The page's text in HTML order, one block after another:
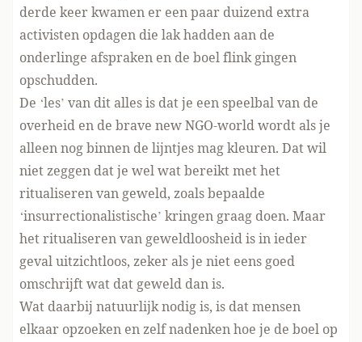
derde keer kwamen er een paar duizend extra
activisten opdagen die lak hadden aan de
onderlinge afspraken en de boel flink gingen
opschudden.
De ‘les’ van dit alles is dat je een speelbal van de
overheid en de brave new NGO-world wordt als je
alleen nog binnen de lijntjes mag kleuren. Dat wil
niet zeggen dat je wel wat bereikt met het
ritualiseren van geweld, zoals bepaalde
‘insurrectionalistische’ kringen graag doen. Maar
het ritualiseren van geweldloosheid is in ieder
geval uitzichtloos, zeker als je niet eens goed
omschrijft wat dat geweld dan is.
Wat daarbij natuurlijk nodig is, is dat mensen
elkaar opzoeken en zelf nadenken hoe je de boel op